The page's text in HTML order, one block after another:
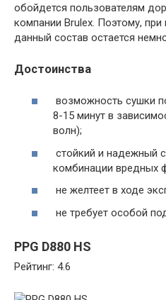
обойдется пользователям
компании Brulex. Поэтому, при
данный состав остается
Достоинства
возможность сушки
8-15 минут в
волн);
стойкий и надежный
комбинации вредных
не желтеет в ходе
не требует особой
PPG D880 HS
Рейтинг: 4.6